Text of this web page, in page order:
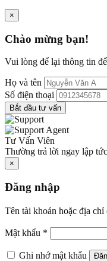
×
Chào mừng bạn!
Vui lòng để lại thông tin
Họ và tên
Số điện thoại
Bắt đầu tư vấn
Tư Vấn Viên
Thường trả lời ngay lập tức
×
Đăng nhập
Tên tài khoản hoặc địa chỉ
Mật khẩu *
Ghi nhớ mật khẩu